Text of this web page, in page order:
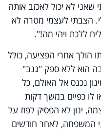
לא יכול לאכזב אותה
הצבתי לעצמי מטרה לא
ללכת ויהי מה!".
הולך אחרי הפציעה, כולל
בה הוא ללא ספק "גנב"
נכנס אל האולם, כל
לו כפיים במשך דקות
ינון לא הפסיק לפזז על
המשפחה, לאחר חודשים